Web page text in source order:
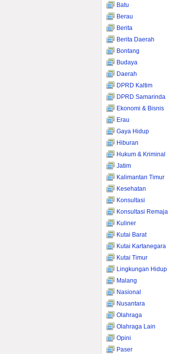
Batu
Berau
Berita
Berita Daerah
Bontang
Budaya
Daerah
DPRD Kaltim
DPRD Samarinda
Ekonomi & Bisnis
Erau
Gaya Hidup
Hiburan
Hukum & Kriminal
Jatim
Kalimantan Timur
Kesehatan
Konsultasi
Konsultasi Remaja
Kuliner
Kutai Barat
Kutai Kartanegara
Kutai Timur
Lingkungan Hidup
Malang
Nasional
Nusantara
Olahraga
Olahraga Lain
Opini
Paser